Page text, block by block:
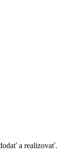
a realizovať.